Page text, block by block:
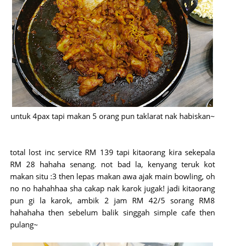
untuk 4pax tapi makan 5 orang pun taklarat nak habiskan~
total lost inc service RM 139 tapi kitaorang kira sekepala
RM 28 hahaha senang. not bad la, kenyang teruk kot
makan situ :3 then lepas makan awa ajak main bowling, oh
no no hahahhaa sha cakap nak karok jugak! jadi kitaorang
pun gi la karok, ambik 2 jam RM 42/5 sorang RM8
hahahaha then sebelum balik singgah simple cafe then
pulang~